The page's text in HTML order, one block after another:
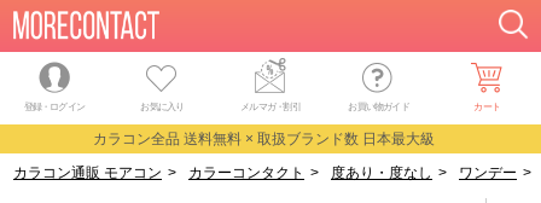
登録・ログイン お気に入り メルマガ・割引 お買い物ガイド カート
カラコン全品 送料無料 × 取扱ブランド数 日本最大級
カラコン通販 モアコン > カラーコンタクト > 度あり・度なし > ワンデー >